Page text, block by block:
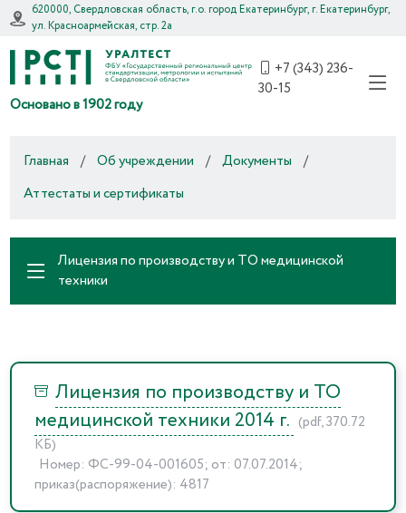
620000, Свердловская область, г.о. город Екатеринбург, г. Екатеринбург,
ул. Красноармейская, стр. 2а
Основано в 1902 году
+7 (343) 236-
30-15
Главная / Об учреждении / Документы
/
Аттестаты и сертификаты
Лицензия по производству и ТО медицинской
техники
Лицензия по производству и ТО
медицинской техники 2014 г. (pdf, 370.72
КБ)
Номер: ФС-99-04-001605; от: 07.07.2014;
приказ(распоряжение): 4817